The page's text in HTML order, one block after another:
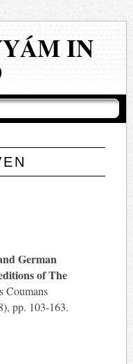
IN
German
of The
Coumans
pp. 103-163.